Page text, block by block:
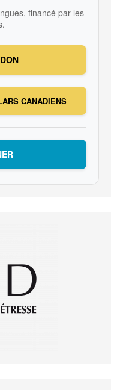
financé par les
CANADIENS